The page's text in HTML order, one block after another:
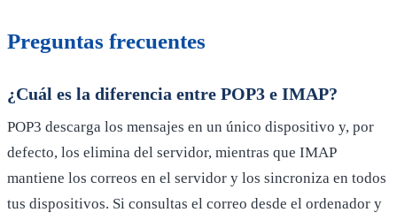
Preguntas frecuentes
¿Cuál es la diferencia entre POP3 e IMAP?
POP3 descarga los mensajes en un único dispositivo y, por
defecto, los elimina del servidor, mientras que IMAP
mantiene los correos en el servidor y los sincroniza en todos
tus dispositivos. Si consultas el correo desde el ordenador y